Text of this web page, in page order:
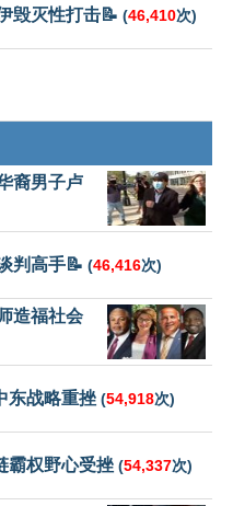
毁灭性打击📝 (46,410次)
裔男子卢
判高手📝 (46,416次)
造福社会
东战略重挫 (54,918次)
霸权野心受挫 (54,337次)